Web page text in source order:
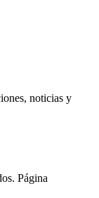
noticias y
Página